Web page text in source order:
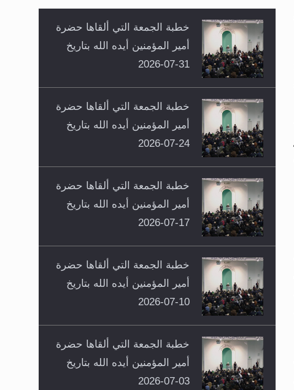
خطبة الجمعة التي ألقاها حضرة
أمير المؤمنين أيده الله بتاريخ
31-07-2026
خطبة الجمعة التي ألقاها حضرة
أمير المؤمنين أيده الله بتاريخ
24-07-2026
خطبة الجمعة التي ألقاها حضرة
أمير المؤمنين أيده الله بتاريخ
17-07-2026
خطبة الجمعة التي ألقاها حضرة
أمير المؤمنين أيده الله بتاريخ
10-07-2026
خطبة الجمعة التي ألقاها حضرة
أمير المؤمنين أيده الله بتاريخ
03-07-2026